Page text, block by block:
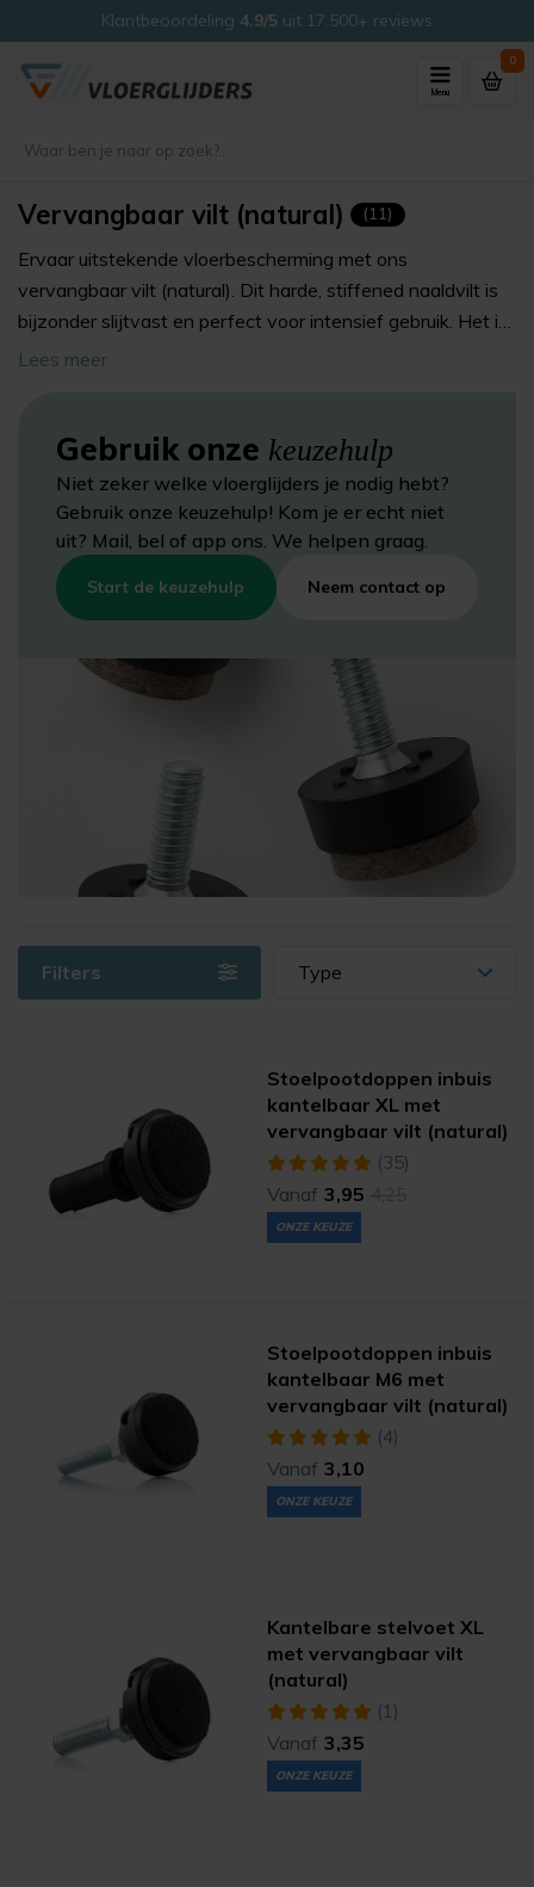
Klantbeoordeling 4.9/5 uit 17.500+ reviews
Menu
0
Vervangbaar vilt (natural) (11)
Ervaar uitstekende vloerbescherming met ons
vervangbaar vilt (natural). Dit harde, stiffened naaldvilt is
bijzonder slijtvast en perfect voor intensief gebruik. Het is
ideaal voor vlakke vloeren met een PU-beschermlaag,
Lees meer
Gebruik onze keuzehulp
Niet zeker welke vloerglijders je nodig hebt?
Gebruik onze keuzehulp! Kom je er echt niet
uit? Mail, bel of app ons. We helpen graag.
Start de keuzehulp Neem contact op
Filters Type
Stoelpootdoppen inbuis
kantelbaar XL met
vervangbaar vilt (natural)
(35)
Vanaf 3,95
ONZE KEUZE
Stoelpootdoppen inbuis
kantelbaar M6 met
vervangbaar vilt (natural)
(4)
Vanaf 3,10
ONZE KEUZE
Kantelbare stelvoet XL
met vervangbaar vilt
(natural)
(1)
Vanaf 3,35
ONZE KEUZE